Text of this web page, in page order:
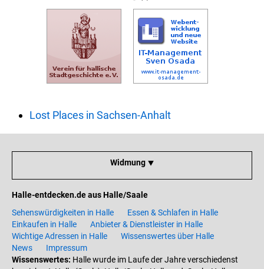
Lost Places in Sachsen-Anhalt
Widmung ⯆
Halle-entdecken.de aus Halle/Saale
Sehenswürdigkeiten in Halle
Essen & Schlafen in Halle
Einkaufen in Halle
Anbieter & Dienstleister in Halle
Wichtige Adressen in Halle
Wissenswertes über Halle
News
Impressum
Wissenswertes: Halle wurde im Laufe der Jahre verschiedenst